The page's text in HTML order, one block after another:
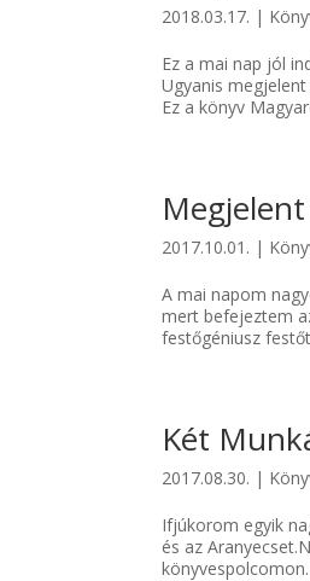
2018.03.17. |
Ez a mai nap jól
Ugyanis
Ez a könyv
2017.10.01. |
A mai napom
mert befejeztem
festőgéniusz
Két
2017.08.30. |
Ifjúkorom egyik
és az